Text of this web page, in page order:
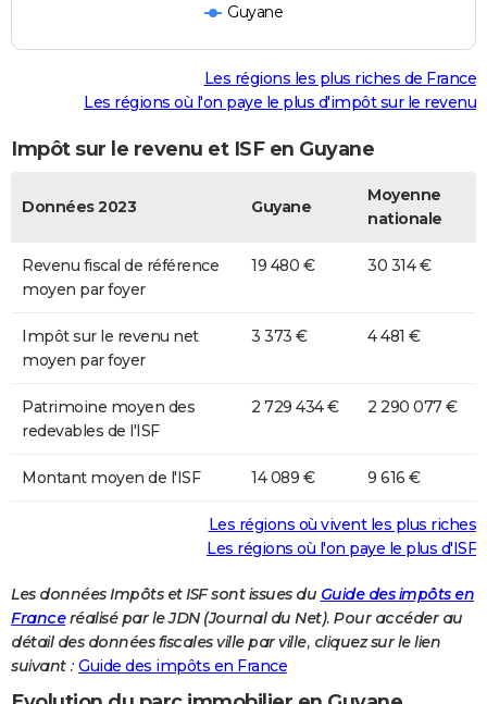
Guyane
Les régions les plus riches de France
Les régions où l'on paye le plus d'impôt sur le revenu
Impôt sur le revenu et ISF en Guyane
Données 2023 Guyane
Moyenne
nationale
Revenu fiscal de référence
moyen par foyer
19 480 € 30 314 €
Impôt sur le revenu net
moyen par foyer
3 373 € 4 481 €
Patrimoine moyen des
redevables de l'ISF
2 729 434 € 2 290 077 €
Montant moyen de l'ISF 14 089 € 9 616 €
Les régions où vivent les plus riches
Les régions où l'on paye le plus d'ISF
Les données Impôts et ISF sont issues du Guide des impôts en
Franceréalisé par le JDN (Journal du Net). Pour accéder au
détail des données fiscales ville par ville, cliquez sur le lien
suivant : Guide des impôts en France